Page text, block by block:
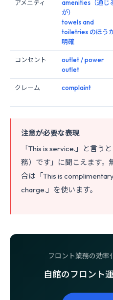
アメニティ
amenities（通じ
が）
towels and
toiletries のほう
明確
コンセント
outlet / power
outlet
クレーム complaint
注意が必要な表現
「This is service.」と言う
務）です」に聞こえます。
合は「This is
charge.」を使います。
フロント業務の効率
自館のフロント